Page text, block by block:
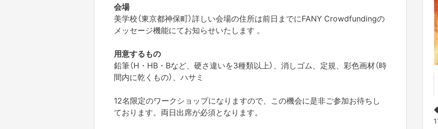
会場
美学校（東京都神保町）詳しい会場の住所は前日までにFANY Crowdfundingの
メッセージ機能にてお知らせいたします 。
用意するもの
鉛筆（H・HB・Bなど、硬さ違いを3種類以上）、消しゴム、定規、彩色画材（時
間内に乾くもの）、ハサミ
12名限定のワークショップになりますので、この機会に是非ご参加お待ちし
ております。両日出席が必須となります。